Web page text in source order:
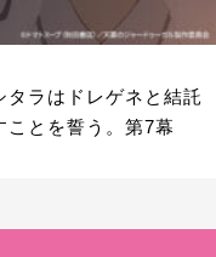
ラはドレゲネと結託
ことを誓う。第7幕